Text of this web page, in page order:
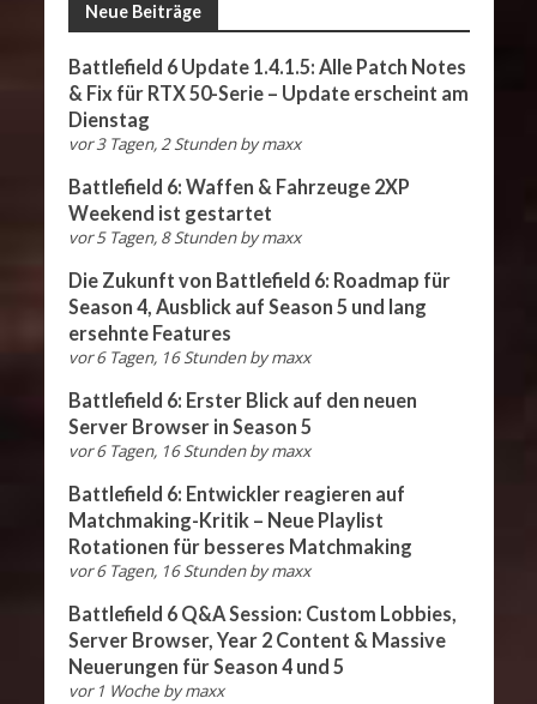
Neue Beiträge
Battlefield 6 Update 1.4.1.5: Alle Patch Notes
& Fix für RTX 50-Serie – Update erscheint am
Dienstag
vor 3 Tagen, 2 Stunden bymaxx
Battlefield 6: Waffen & Fahrzeuge 2XP
Weekend ist gestartet
vor 5 Tagen, 8 Stunden bymaxx
Die Zukunft von Battlefield 6: Roadmap für
Season 4, Ausblick auf Season 5 und lang
ersehnte Features
vor 6 Tagen, 16 Stunden bymaxx
Battlefield 6: Erster Blick auf den neuen
Server Browser in Season 5
vor 6 Tagen, 16 Stunden bymaxx
Battlefield 6: Entwickler reagieren auf
Matchmaking-Kritik – Neue Playlist
Rotationen für besseres Matchmaking
vor 6 Tagen, 16 Stunden bymaxx
Battlefield 6 Q&A Session: Custom Lobbies,
Server Browser, Year 2 Content & Massive
Neuerungen für Season 4 und 5
vor 1 Woche bymaxx